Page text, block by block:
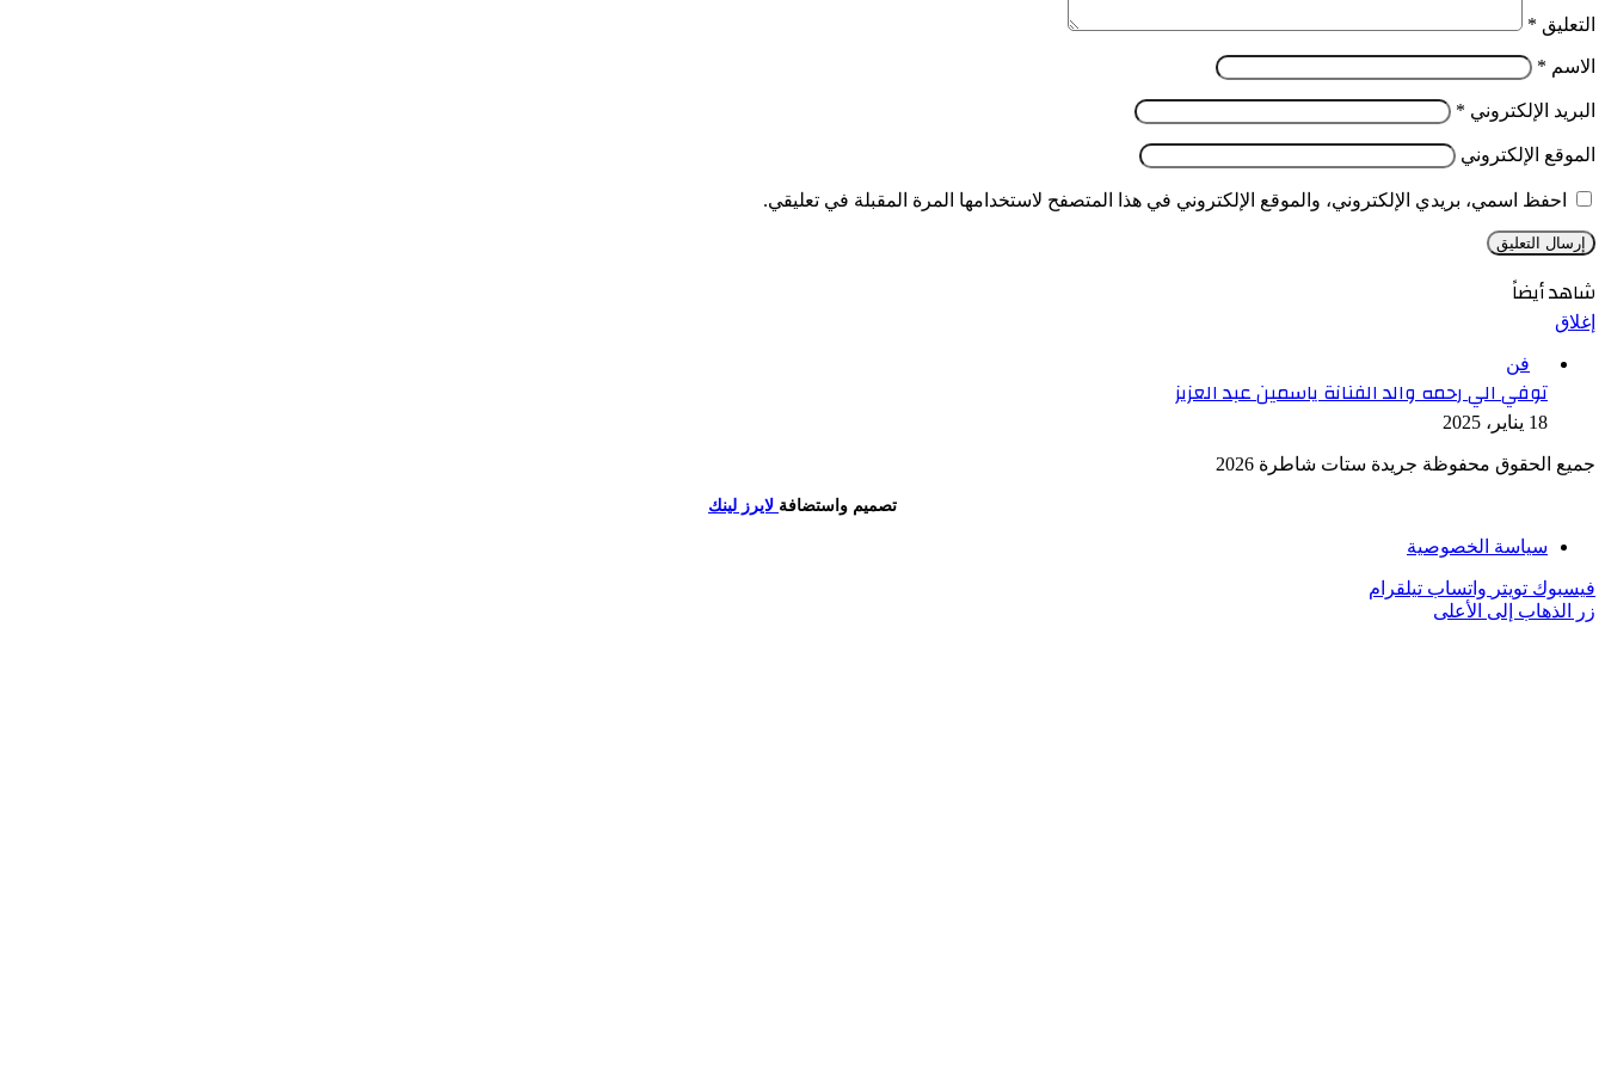
التعليق *
الاسم *
البريد الإلكتروني *
الموقع الإلكتروني
احفظ اسمي، بريدي الإلكتروني، والموقع الإلكتروني في هذا المتصفح لاستخدامها المرة المقبلة في تعليقي.
شاهد أيضاً
إغلاق
فن
توفي الي رحمه والد الفنانة ياسمين عبد العزيز
18 يناير، 2025
جميع الحقوق محفوظة جريدة ستات شاطرة 2026
تصميم واستضافة لايرز لينك
سياسة الخصوصية
فيسبوك تويتر واتساب تيلقرام
زر الذهاب إلى الأعلى